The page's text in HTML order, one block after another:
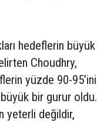
hedeflerin büyük
Choudhry,
yüzde 90-95’ini
bir gurur oldu.
yeterli değildir,